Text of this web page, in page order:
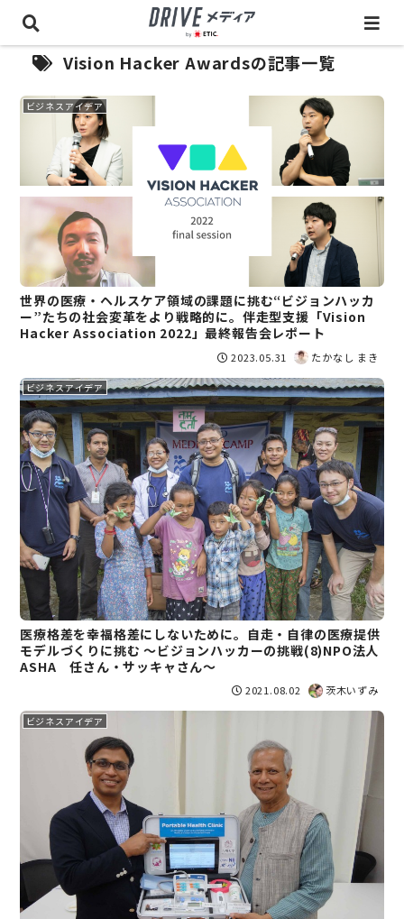
Vision Hacker Awardsの記事一覧
ビジネスアイデア
世界の医療・ヘルスケア領域の課題に挑む“ビジョンハッカ
ー”たちの社会変革をより戦略的に。伴走型支援「Vision
Hacker Association 2022」最終報告会レポート
2023.05.31 たかなし まき
ビジネスアイデア
医療格差を幸福格差にしないために。自走・自律の医療提供
モデルづくりに挑む ～ビジョンハッカーの挑戦(8)NPO法人
ASHA 任さん・サッキャさん～
2021.08.02 茨木いずみ
ビジネスアイデア